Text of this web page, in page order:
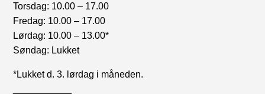
Torsdag: 10.00 – 17.00
Fredag: 10.00 – 17.00
Lørdag: 10.00 – 13.00*
Søndag: Lukket
*Lukket d. 3. lørdag i måneden.